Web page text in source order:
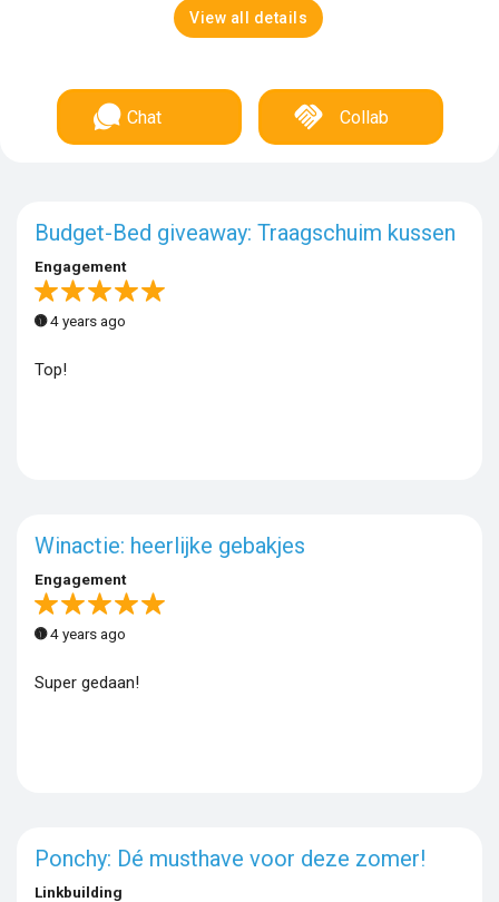
View all details
Chat Collab
Budget-Bed giveaway: Traagschuim kussen
Engagement
4 years ago
Top!
Winactie: heerlijke gebakjes
Engagement
4 years ago
Super gedaan!
Ponchy: Dé musthave voor deze zomer!
Linkbuilding